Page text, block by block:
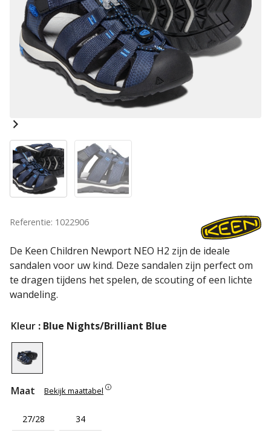
Referentie: 1022906
De Keen Children Newport NEO H2 zijn de ideale
sandalen voor uw kind. Deze sandalen zijn perfect om
te dragen tijdens het spelen, de scouting of een lichte
wandeling.
Kleur : Blue Nights/Brilliant Blue
Maat Bekijk maattabel
27/28 34